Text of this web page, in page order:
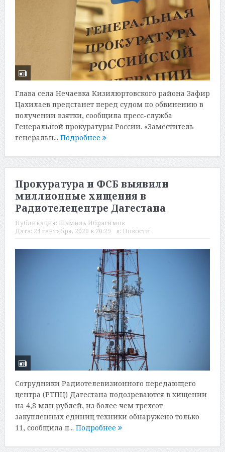
Глава села Нечаевка Кизилюртовского района Зафир
Цахилаев предстанет перед судом по обвинению в
получении взятки, сообщила пресс-служба
Генеральной прокуратуры России. «Заместитель
генеральн... Подробнее
Прокуратура и ФСБ выявили
миллионные хищения в
Радиотелецентре Дагестана
Публикация: Шамиль Ибрагимов
Дата: 24 сентября, 2020 в 20:29 в: Новости
Сотрудники Радиотелевизионного передающего
центра (РТПЦ) Дагестана подозреваются в хищении
на 4,8 млн рублей, из более чем трехсот
закупленных единиц техники обнаружено только
11, сообщила п... Подробнее